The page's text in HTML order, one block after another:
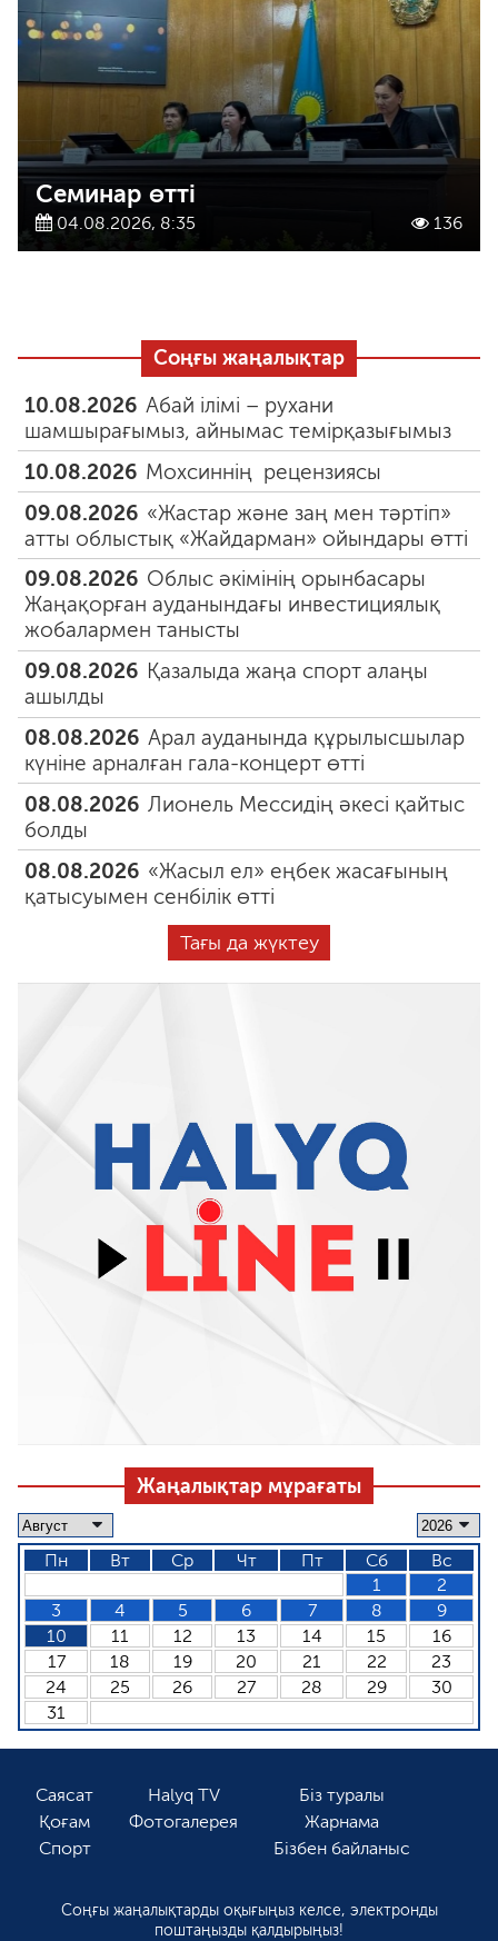
Семинар өтті
04.08.2026, 8:35 136
Соңғы жаңалықтар
10.08.2026 Абай ілімі – рухани
шамшырағымыз, айнымас темірқазығымыз
10.08.2026 Мохсиннің рецензиясы
09.08.2026 «Жастар және заң мен тәртіп»
атты облыстық «Жайдарман» ойындары өтті
09.08.2026 Облыс әкімінің орынбасары
Жаңақорған ауданындағы инвестициялық
жобалармен танысты
09.08.2026 Қазалыда жаңа спорт алаңы
ашылды
08.08.2026 Арал ауданында құрылысшылар
күніне арналған гала-концерт өтті
08.08.2026 Лионель Мессидің әкесі қайтыс
болды
08.08.2026 «Жасыл ел» еңбек жасағының
қатысуымен сенбілік өтті
Тағы да жүктеу
Жаңалықтар мұрағаты
Пн Вт Ср Чт Пт Сб
Вс
1
2
3
4 5 6 7 8
9
10
11 12 13 14 15
16
17
18 19 20 21 22
23
24
25 26 27 28 29
30
31
Саясат
Қоғам
Спорт
Halyq TV
Фотогалерея
Біз туралы
Жарнама
Бізбен байланыс
Соңғы жаңалықтарды оқығыңыз келсе, электронды
поштаңызды қалдырыңыз!